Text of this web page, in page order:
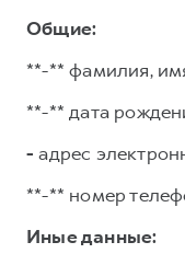
Общие:
**-** фамилия,
**-** дата
- адрес
**-** номер
Иные данные: